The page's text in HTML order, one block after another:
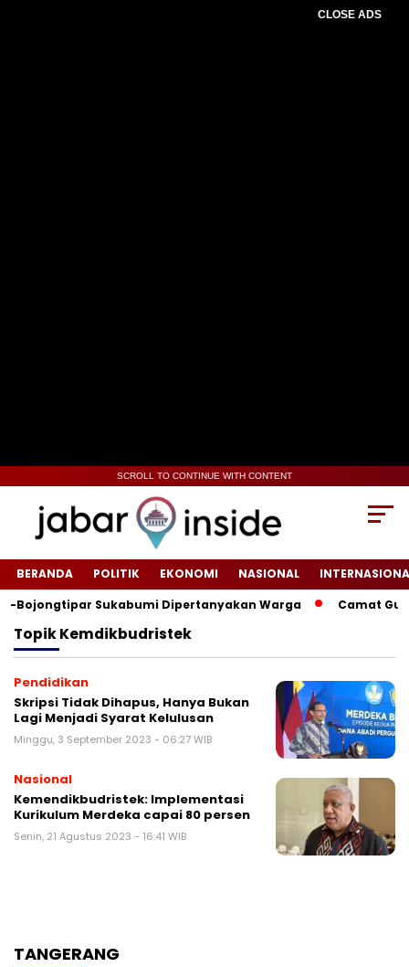
CLOSE ADS
SCROLL TO CONTINUE WITH CONTENT
BERANDA POLITIK EKONOMI NASIONAL
Sukabumi Dipertanyakan Warga
‎‎Camat
TopikKemdikbudristek
Pendidikan
Skripsi Tidak Dihapus, Hanya Bukan
Lagi Menjadi Syarat Kelulusan
Minggu, 3 September 2023 - 06:27 WIB
Nasional
Kemendikbudristek: Implementasi
Kurikulum Merdeka capai 80 persen
Senin, 21 Agustus 2023 - 16:41 WIB
TANGERANG